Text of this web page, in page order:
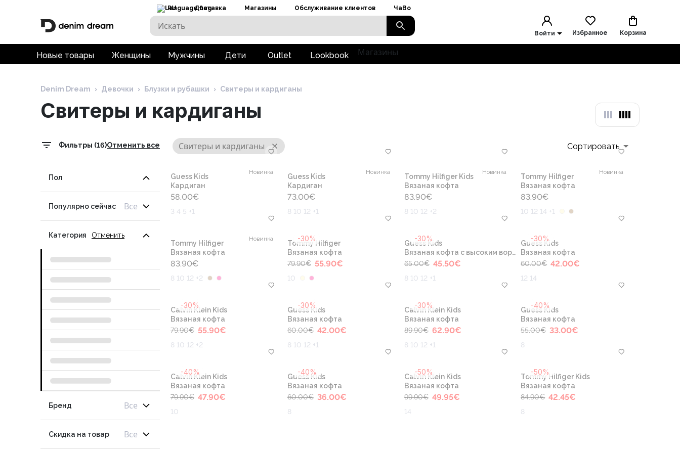
RU Доставка Магазины Обслуживание клиентов ЧаВо
Войти Избранное Корзина
Новые товары Женщины Мужчины Дети Outlet Lookbook Магазины
Denim Dream › Девочки › Блузки и рубашки › Свитеры и кардиганы
Свитеры и кардиганы
Фильтры (16)Отменить все
Пол
Популярно сейчас Все
Категория Отменить
Бренд Все
Скидка на товар Все
Свитеры и кардиганы Сортировать
Новинка
Guess Kids
Кардиган
58.00€
3 4 5 +1
Новинка
Guess Kids
Кардиган
73.00€
8 10 12 +1
Новинка
Tommy Hilfiger Kids
Вязаная кофта
83.90€
8 10 12 +2
Новинка
Tommy Hilfiger
Вязаная кофта
83.90€
10 12 14 +1
Новинка
Tommy Hilfiger
Вязаная кофта
83.90€
8 10 12 +2
-30%
Tommy Hilfiger
Вязаная кофта
79.90€ 55.90€
10
-30%
Guess Kids
Вязаная кофта с высоким воротом
65.00€ 45.50€
8 10 12 +1
-30%
Guess Kids
Вязаная кофта
60.00€ 42.00€
12 14
-30%
Calvin Klein Kids
Вязаная кофта
79.90€ 55.90€
8 10 12 +2
-30%
Guess Kids
Вязаная кофта
60.00€ 42.00€
8 10 12 +1
-30%
Calvin Klein Kids
Вязаная кофта
89.90€ 62.90€
8 10 12 +1
-40%
Guess Kids
Вязаная кофта
55.00€ 33.00€
8
-40%
Calvin Klein Kids
Вязаная кофта
79.90€ 47.90€
10
-40%
Guess Kids
Вязаная кофта
60.00€ 36.00€
8
-50%
Calvin Klein Kids
Вязаная кофта
99.90€ 49.95€
14
-50%
Tommy Hilfiger Kids
Вязаная кофта
84.90€ 42.45€
8